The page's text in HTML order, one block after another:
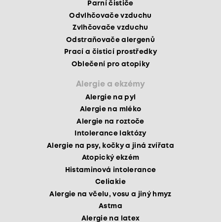
Parní čističe
Odvlhčovače vzduchu
Zvlhčovače vzduchu
Odstraňovače alergenů
Prací a čisticí prostředky
Oblečení pro atopiky
Alergie a ekzémy
Alergie na pyl
Alergie na mléko
Alergie na roztoče
Intolerance laktózy
Alergie na psy, kočky a jiná zvířata
Atopický ekzém
Histaminová intolerance
Celiakie
Alergie na včelu, vosu a jiný hmyz
Astma
Alergie na latex